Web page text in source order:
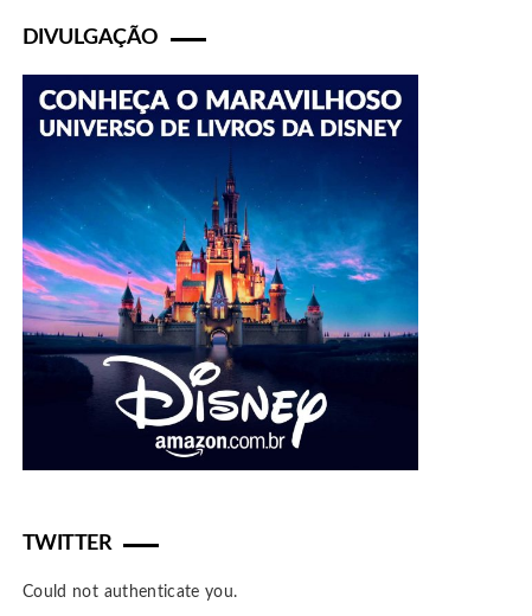
DIVULGAÇÃO
TWITTER
Could not authenticate you.